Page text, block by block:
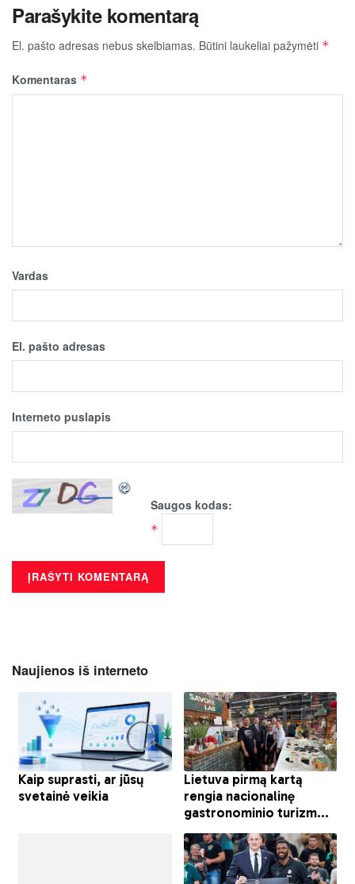
Parašykite komentarą
El. pašto adresas nebus skelbiamas. Būtini laukeliai pažymėti *
Komentaras *
Vardas
El. pašto adresas
Interneto puslapis
Saugos kodas:
*
Naujienos iš interneto